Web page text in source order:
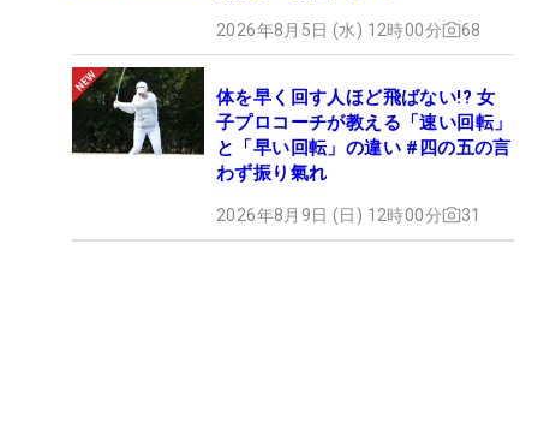
2026年8月5日 (水) 12時00分 68
体を早く回す人ほど飛ばない!? 女
子プロコーチが教える「速い回転」
と「早い回転」の違い #四の五の言
わず振り氣れ
2026年8月9日 (日) 12時00分 31